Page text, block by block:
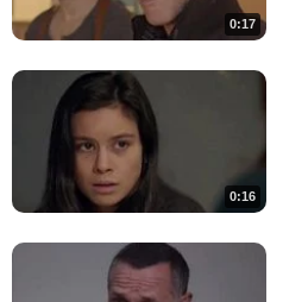
0:17
0:16